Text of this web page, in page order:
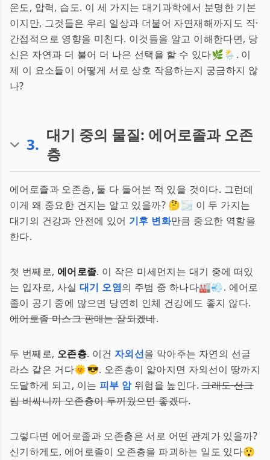
온도, 압력, 습도. 이 세 가지는 대기과학에서 분명한 기본
이지만, 그것들은 우리 일상과 더불어 자연재해까지도 직·
간접적으로 영향을 미친다. 이것들을 알고 이해한다면, 당
신은 자연과 더 불어 더 나은 선택을 할 수 있다🌿🌦️. 이
제 이 요소들이 어떻게 서로 상호 작용하는지 궁금하지 않
나?
3. 대기 중의 물질: 에어로졸과 오존
층
에어로졸과 오존층, 둘 다 들어본 적 있을 것이다. 그런데
이게 왜 중요한 건지는 알고 있을까? 🤔🌫️ 이 두 가지는
대기의 건강과 안전에 있어 기후 변화만큼 중요한 역할을
한다.
첫 번째로, 에어로졸. 이 작은 미세먼지는 대기 중에 떠있
는 입자로, 사실대기 오염의 주범 중 하나다🏭💨. 에어로
졸이 공기 중에 많으면 당연히 인체 건강에도 좋지 않다.
에어로졸 마스크 판매는 잘되겠네.
두 번째로, 오존층. 이건자외선을 막아주는 자연의 선글
라스 같은 거다🌞😎. 오존층이 얇아지면 자외선이 땅까지
도달하게 되고, 이는 피부 암위험을 높인다.그래도 선크
림 비싸니까 오존층이 두꺼웠으면 좋겠다.
그렇다면 에어로졸과 오존층은 서로 어떤 관계가 있을까?
신기하게도, 에어로졸이 오존층을 파괴하는 일도 있다😲